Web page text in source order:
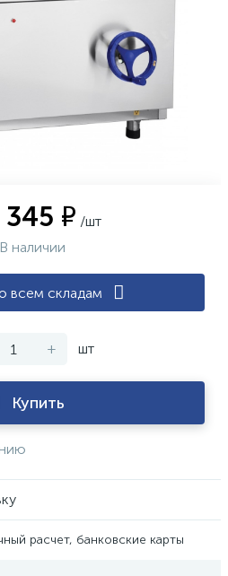
345 ₽ /шт
В наличии
всем складам
+ шт
Купить
расчет, банковские карты